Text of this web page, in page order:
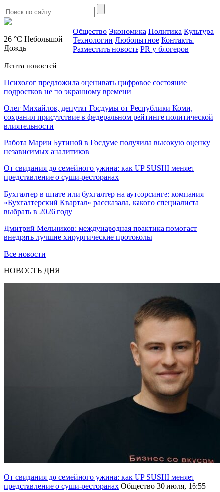
26 °C Небольшой
Дождь
Общество Экономика Политика Культура
Технологии Любопытное Контакты
Разместить новость PR у блогеров
Лента новостей
Психолог предложила оценивать цифровое состояние
подростков не по экранному времени
Олег Михайлов, депутат Госдумы от Республики Коми,
сохранил присутствие в федеральном рейтинге политической
влиятельности
Работа Марии Бутиной в Госдуме получила высокую оценку
независимых аналитиков
От свидания до семейного ужина: как UP SUSHI меняет
представление о суши-ресторанах
Бухгалтер в штате или бухгалтер на аутсорсинге: компания
«Бухгалтерский Квартал» рассказала, какого специалиста
выбрать в 2026 году
Дмитрий Мельников: международная практика помогает
внедрять лучшие хирургические протоколы
Все новости
НОВОСТЬ ДНЯ
От свидания до семейного ужина: как UP SUSHI меняет
представление о суши-ресторанах Общество 30 июля, 16:55